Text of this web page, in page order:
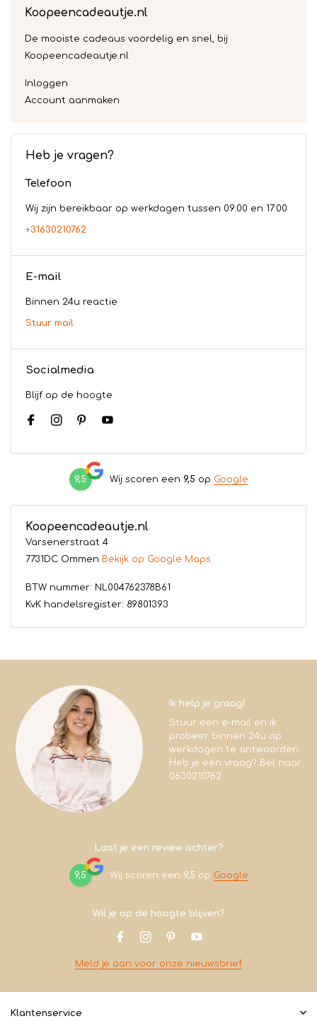
Koopeencadeautje.nl
De mooiste cadeaus voordelig en snel, bij
Koopeencadeautje.nl
Inloggen
Account aanmaken
Heb je vragen?
Telefoon
Wij zijn bereikbaar op werkdagen tussen 09:00 en 17:00
+31630210762
E-mail
Binnen 24u reactie
Stuur mail
Socialmedia
Blijf op de hoogte
9,5 Wij scoren een 9,5op Google
Koopeencadeautje.nl
Varsenerstraat 4
7731DC Ommen Bekijk op Google Maps
BTW nummer: NL004762378B61
KvK handelsregister: 89801393
Ik help je graag!
Stuur een e-mail en ik
probeer binnen 24u op
werkdagen te antwoorden.
Heb je een vraag? Bel naar
0630210762
Laat je een review achter?
9,5 Wij scoren een 9,5 op Google
Wil je op de hoogte blijven?
Meld je aan voor onze nieuwsbrief
Klantenservice